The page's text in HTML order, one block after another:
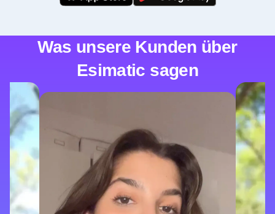
Was unsere Kunden über
Esimatic sagen